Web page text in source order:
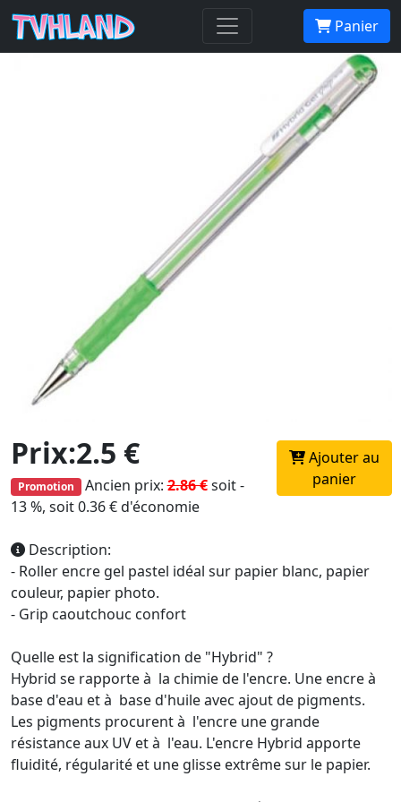
Panier
Pentel Hybrid Gel Grip Pastel - Vert
Prix:2.5 €
Promotion Ancien prix:2.86 €soit -
13 %, soit 0.36 € d'économie
Ajouter au
panier
Description:
- Roller encre gel pastel idéal sur papier blanc, papier
couleur, papier photo.
- Grip caoutchouc confort
Quelle est la signification de "Hybrid" ?
Hybrid se rapporte à la chimie de l'encre. Une encre à
base d'eau et à base d'huile avec ajout de pigments.
Les pigments procurent à l'encre une grande
résistance aux UV et à l'eau. L'encre Hybrid apporte
fluidité, régularité et une glisse extrême sur le papier.